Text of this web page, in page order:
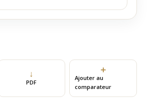
↓
PDF
＋
Ajouter au
comparateur